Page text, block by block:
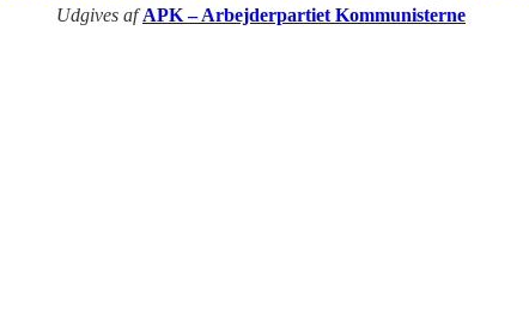
Udgives afAPK – Arbejderpartiet Kommunisterne